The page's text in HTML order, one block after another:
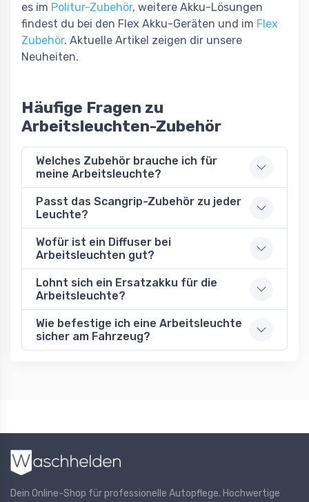
es im Politur-Zubehör, weitere Akku-Lösungen
findest du bei den Flex Akku-Geräten und im Flex
Zubehör. Aktuelle Artikel zeigen dir unsere
Neuheiten.
Häufige Fragen zu
Arbeitsleuchten-Zubehör
Welches Zubehör brauche ich für
meine Arbeitsleuchte?
Passt das Scangrip-Zubehör zu jeder
Leuchte?
Wofür ist ein Diffuser bei
Arbeitsleuchten gut?
Lohnt sich ein Ersatzakku für die
Arbeitsleuchte?
Wie befestige ich eine Arbeitsleuchte
sicher am Fahrzeug?
Dein Online-Shop für professionelle Autopflege. Hochwertige